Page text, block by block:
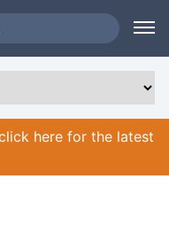
here for the latest